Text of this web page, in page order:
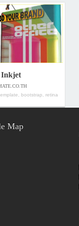
Inkjet
bootstrap, retina
Map